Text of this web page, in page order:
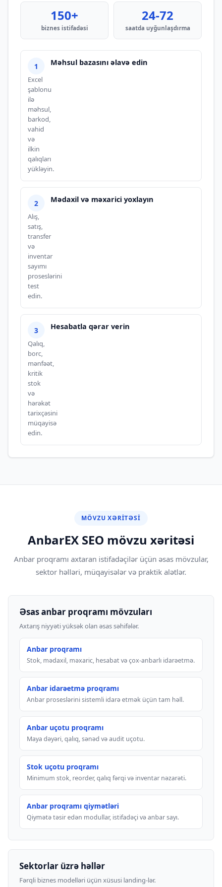
150+
biznes istifadəsi
24-72
saatda uyğunlaşdırma
Məhsul bazasını əlavə edin
Excel
şablonu
ilə
məhsul,
barkod,
vahid
və
ilkin
qalıqları
yükləyin.
Mədaxil və məxarici yoxlayın
Alış,
satış,
transfer
və
inventar
sayımı
proseslərini
test
edin.
Hesabatla qərar verin
Qalıq,
borc,
mənfəət,
kritik
stok
və
hərəkət
tarixçəsini
müqayisə
edin.
MÖVZU XƏRITƏSI
AnbarEX SEO mövzu xəritəsi
Anbar proqramı axtaran istifadəçilər üçün əsas mövzular,
sektor həlləri, müqayisələr və praktik alətlər.
Əsas anbar proqramı mövzuları
Axtarış niyyəti yüksək olan əsas səhifələr.
Anbar proqramı
Stok, mədaxil, məxaric, hesabat və çox-anbarlı idarəetmə.
Anbar idarəetmə proqramı
Anbar proseslərini sistemli idarə etmək üçün tam həll.
Anbar uçotu proqramı
Maya dəyəri, qalıq, sənəd və audit uçotu.
Stok uçotu proqramı
Minimum stok, reorder, qalıq fərqi və inventar nəzarəti.
Anbar proqramı qiymətləri
Qiymətə təsir edən modullar, istifadəçi və anbar sayı.
Sektorlar üzrə həllər
Fərqli biznes modelləri üçün xüsusi landing-lər.